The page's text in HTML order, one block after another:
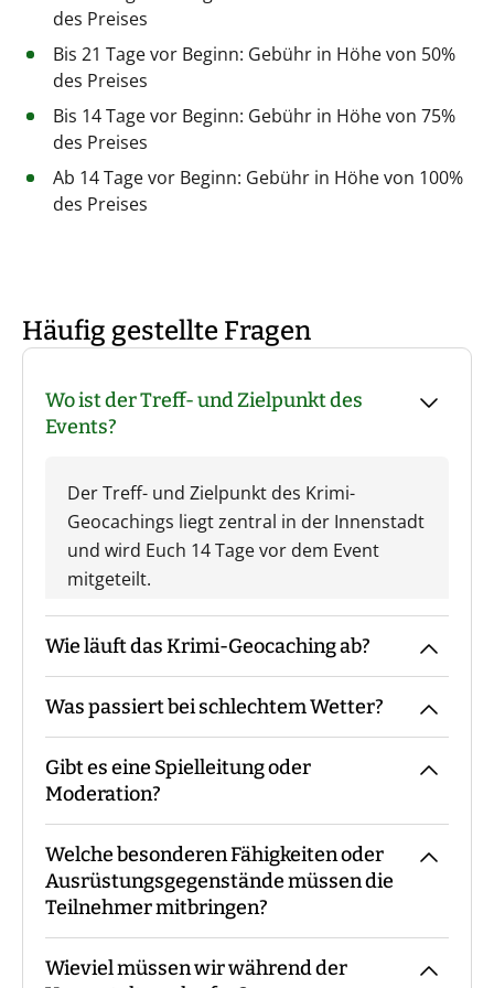
des Preises
Bis 21 Tage vor Beginn: Gebühr in Höhe von 50%
des Preises
Bis 14 Tage vor Beginn: Gebühr in Höhe von 75%
des Preises
Ab 14 Tage vor Beginn: Gebühr in Höhe von 100%
des Preises
Häufig gestellte Fragen
Wo ist der Treff- und Zielpunkt des
Events?
Der Treff- und Zielpunkt des Krimi-
Geocachings liegt zentral in der Innenstadt
und wird Euch 14 Tage vor dem Event
mitgeteilt.
Wie läuft das Krimi-Geocaching ab?
Der Guide kommt mit den Materialien zum
vereinbarten Treffpunkt, macht die
Begrüßung sowie ggf. die
Gruppeneinteilung. Danach erfolgt eine
Einweisung in Materialien und Ablauf,
bevor es losgeht. Während des Events
begleitet Euch der Guide bzw. steht für
Fragen zur Verfügung. Am Ende macht der
Guide eine Auswertung und eine
Siegerehrung.
Was passiert bei schlechtem Wetter?
Das Event findet grundsätzlich bei jedem
Wetter statt. Eine Ausnahme bilden
Glatteis und eine amtliche
Unwetterwarnung.
Gibt es eine Spielleitung oder
Moderation?
Bei unserem Krimi-Geocaching sind - je
nach Teilnehmerzahl - immer ein oder
mehrere Guides mit Euch vor Ort.
Welche besonderen Fähigkeiten oder
Ausrüstungsgegenstände müssen die
Teilnehmer mitbringen?
Keine besonderen Fähigkeiten oder
Wieviel müssen wir während der